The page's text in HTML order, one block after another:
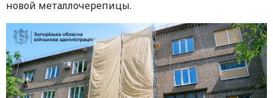
новой металлочерепицы.